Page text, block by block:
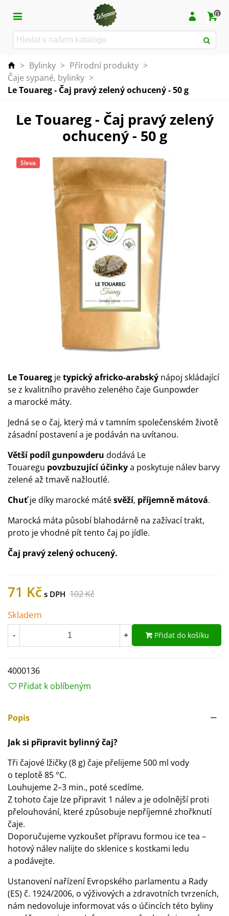
0
> Bylinky > Přírodní produkty >
Čaje sypané, bylinky >
Le Touareg - Čaj pravý zelený ochucený - 50 g
Le Touareg - Čaj pravý zelený
ochucený - 50 g
Sleva
Le Touareg jetypický africko-arabský nápoj skládající
se z kvalitního pravého zeleného čaje Gunpowder
a marocké máty.
Jedná se o čaj, který má v tamním společenském životě
zásadní postavení a je podáván na uvítanou.
Větší podíl gunpowderu dodává Le
Touaregu povzbuzující účinkya poskytuje nálev barvy
zelené až tmavě nažloutlé.
Chuťje díky marocké mátěsvěží, příjemně mátová.
Marocká máta působí blahodárně na zažívací trakt,
proto je vhodné pít tento čaj po jídle.
Čaj pravý zelený ochucený.
71 Kč 102 Kč
Skladem
- + Přidat do košíku
4000136
Přidat k oblíbeným
Popis
Jak si připravit bylinný čaj?
Tři čajové lžičky (8 g) čaje přelijeme 500 ml vody
o teplotě 85 °C.
Louhujeme 2–3 min., poté scedíme.
Z tohoto čaje lze připravit 1 nálev a je odolnější proti
přelouhování, které způsobuje nepříjemné zhořknutí
čaje.
Doporučujeme vyzkoušet přípravu formou ice tea –
hotový nálev nalijte do sklenice s kostkami ledu
a podávejte.
Ustanovení nařízení Evropského parlamentu a Rady
(ES) č. 1924/2006, o výživových a zdravotních tvrzeních,
nám nedovoluje informovat vás o účincích této byliny